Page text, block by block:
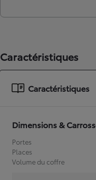
Caractéristiques
Caractéristiques
Dimensions &
Portes
Places
Volume du coffre